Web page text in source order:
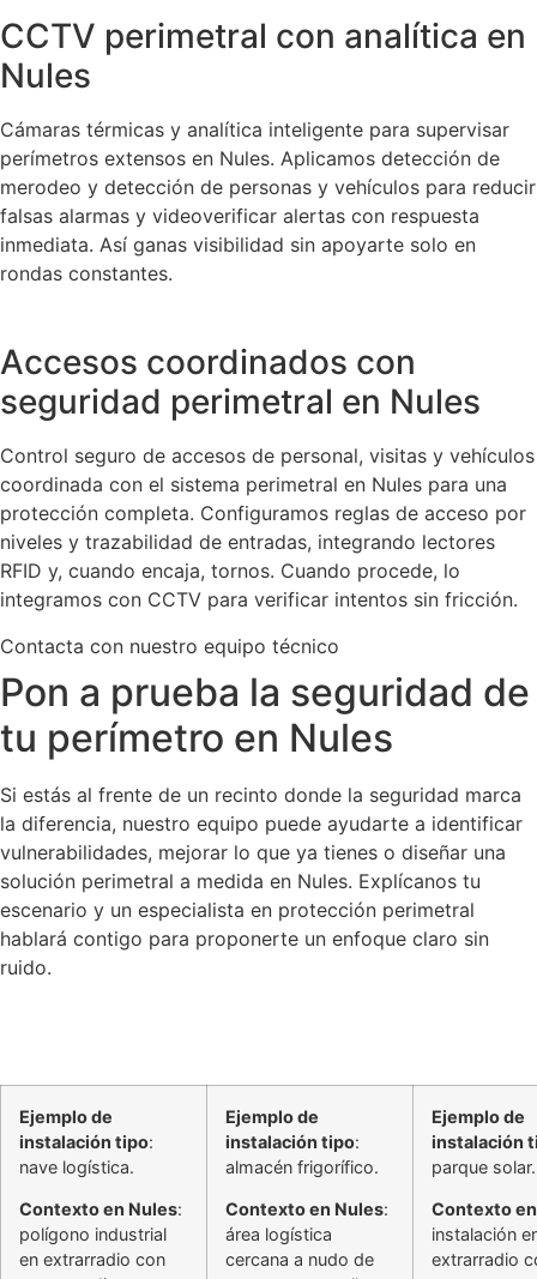
CCTV perimetral con analítica en
Nules
Cámaras térmicas y analítica inteligente para supervisar
perímetros extensos en Nules. Aplicamos detección de
merodeo y detección de personas y vehículos para reducir
falsas alarmas y videoverificar alertas con respuesta
inmediata. Así ganas visibilidad sin apoyarte solo en
rondas constantes.
Accesos coordinados con
seguridad perimetral en Nules
Control seguro de accesos de personal, visitas y vehículos
coordinada con el sistema perimetral en Nules para una
protección completa. Configuramos reglas de acceso por
niveles y trazabilidad de entradas, integrando lectores
RFID y, cuando encaja, tornos. Cuando procede, lo
integramos con CCTV para verificar intentos sin fricción.
Contacta con nuestro equipo técnico
Pon a prueba la seguridad de
tu perímetro en Nules
Si estás al frente de un recinto donde la seguridad marca
la diferencia, nuestro equipo puede ayudarte a identificar
vulnerabilidades, mejorar lo que ya tienes o diseñar una
solución perimetral a medida en Nules. Explícanos tu
escenario y un especialista en protección perimetral
hablará contigo para proponerte un enfoque claro sin
ruido.
Ejemplo de
instalación tipo:
nave logística.
Contexto en Nules:
polígono industrial
en extrarradio con
Ejemplo de
instalación tipo:
almacén frigorífico.
Contexto en Nules:
área logística
cercana a nudo de
Ejemplo de
instalación
parque solar.
Contexto
instalación
extrarradio